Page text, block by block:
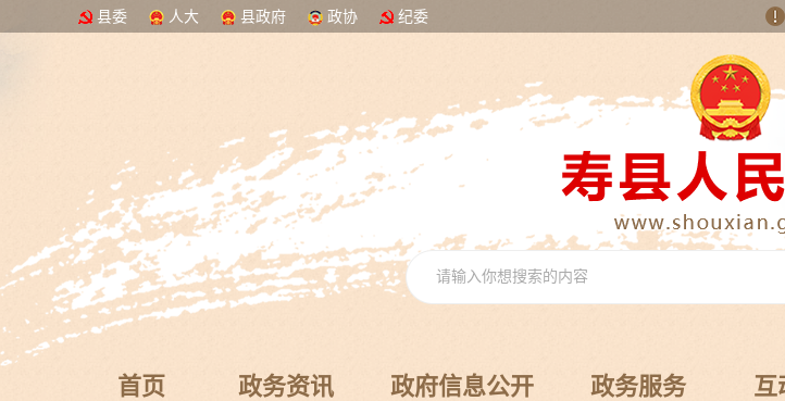
县委 人大 县政府 政协 纪委
首页 政务资讯 政府信息公开 政务服务 互